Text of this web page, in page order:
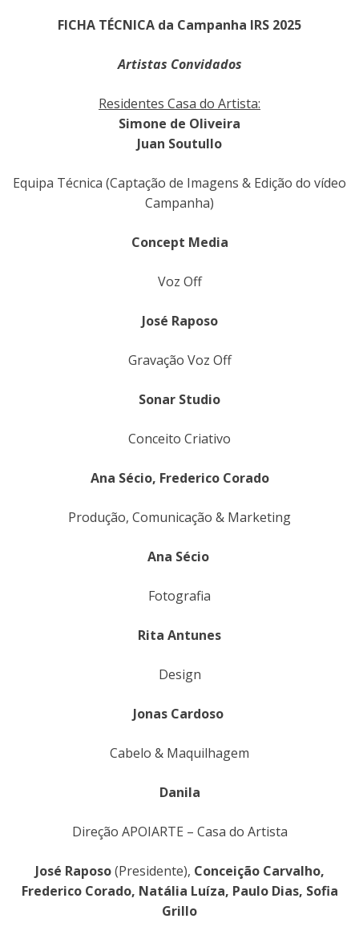
FICHA TÉCNICA da Campanha IRS 2025
Artistas Convidados
Residentes Casa do Artista:
Simone de Oliveira
Juan Soutullo
Equipa Técnica (Captação de Imagens & Edição do vídeo
Campanha)
Concept Media
Voz Off
José Raposo
Gravação Voz Off
Sonar Studio
Conceito Criativo
Ana Sécio, Frederico Corado
Produção, Comunicação & Marketing
Ana Sécio
Fotografia
Rita Antunes
Design
Jonas Cardoso
Cabelo & Maquilhagem
Danila
Direção APOIARTE – Casa do Artista
José Raposo(Presidente), Conceição Carvalho,
Frederico Corado, Natália Luíza, Paulo Dias, Sofia
Grillo